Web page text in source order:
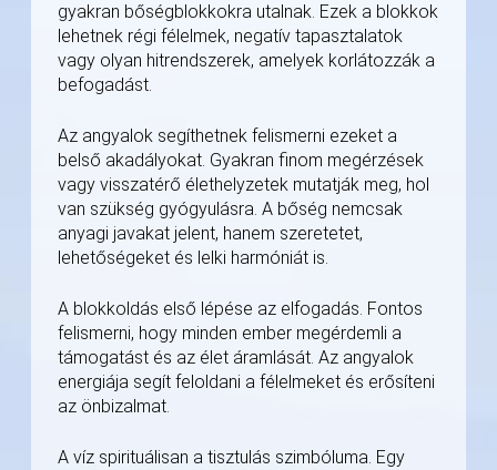
gyakran bőségblokkokra utalnak. Ezek a blokkok
lehetnek régi félelmek, negatív tapasztalatok
vagy olyan hitrendszerek, amelyek korlátozzák a
befogadást.
Az angyalok segíthetnek felismerni ezeket a
belső akadályokat. Gyakran finom megérzések
vagy visszatérő élethelyzetek mutatják meg, hol
van szükség gyógyulásra. A bőség nemcsak
anyagi javakat jelent, hanem szeretetet,
lehetőségeket és lelki harmóniát is.
A blokkoldás első lépése az elfogadás. Fontos
felismerni, hogy minden ember megérdemli a
támogatást és az élet áramlását. Az angyalok
energiája segít feloldani a félelmeket és erősíteni
az önbizalmat.
A víz spirituálisan a tisztulás szimbóluma. Egy